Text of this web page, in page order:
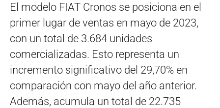
El modelo FIAT Cronos se posiciona en el
primer lugar de ventas en mayo de 2023,
con un total de 3.684 unidades
comercializadas. Esto representa un
incremento significativo del 29,70% en
comparación con mayo del año anterior.
Además, acumula un total de 22.735